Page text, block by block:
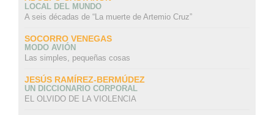
LOCAL DEL MUNDO
A seis décadas de “La muerte de Artemio Cruz”
SOCORRO VENEGAS
MODO AVIÓN
Las simples, pequeñas cosas
JESÚS RAMÍREZ-BERMÚDEZ
UN DICCIONARIO CORPORAL
EL OLVIDO DE LA VIOLENCIA